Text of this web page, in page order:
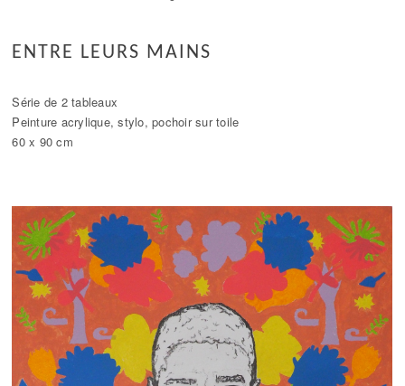
ENTRE LEURS MAINS
Série de 2 tableaux
Peinture acrylique, stylo, pochoir sur toile
60 x 90 cm